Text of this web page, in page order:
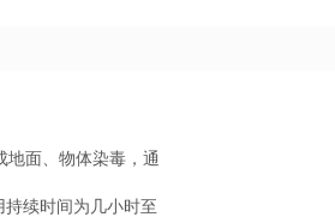
面、物体染毒，通
续时间为几小时至